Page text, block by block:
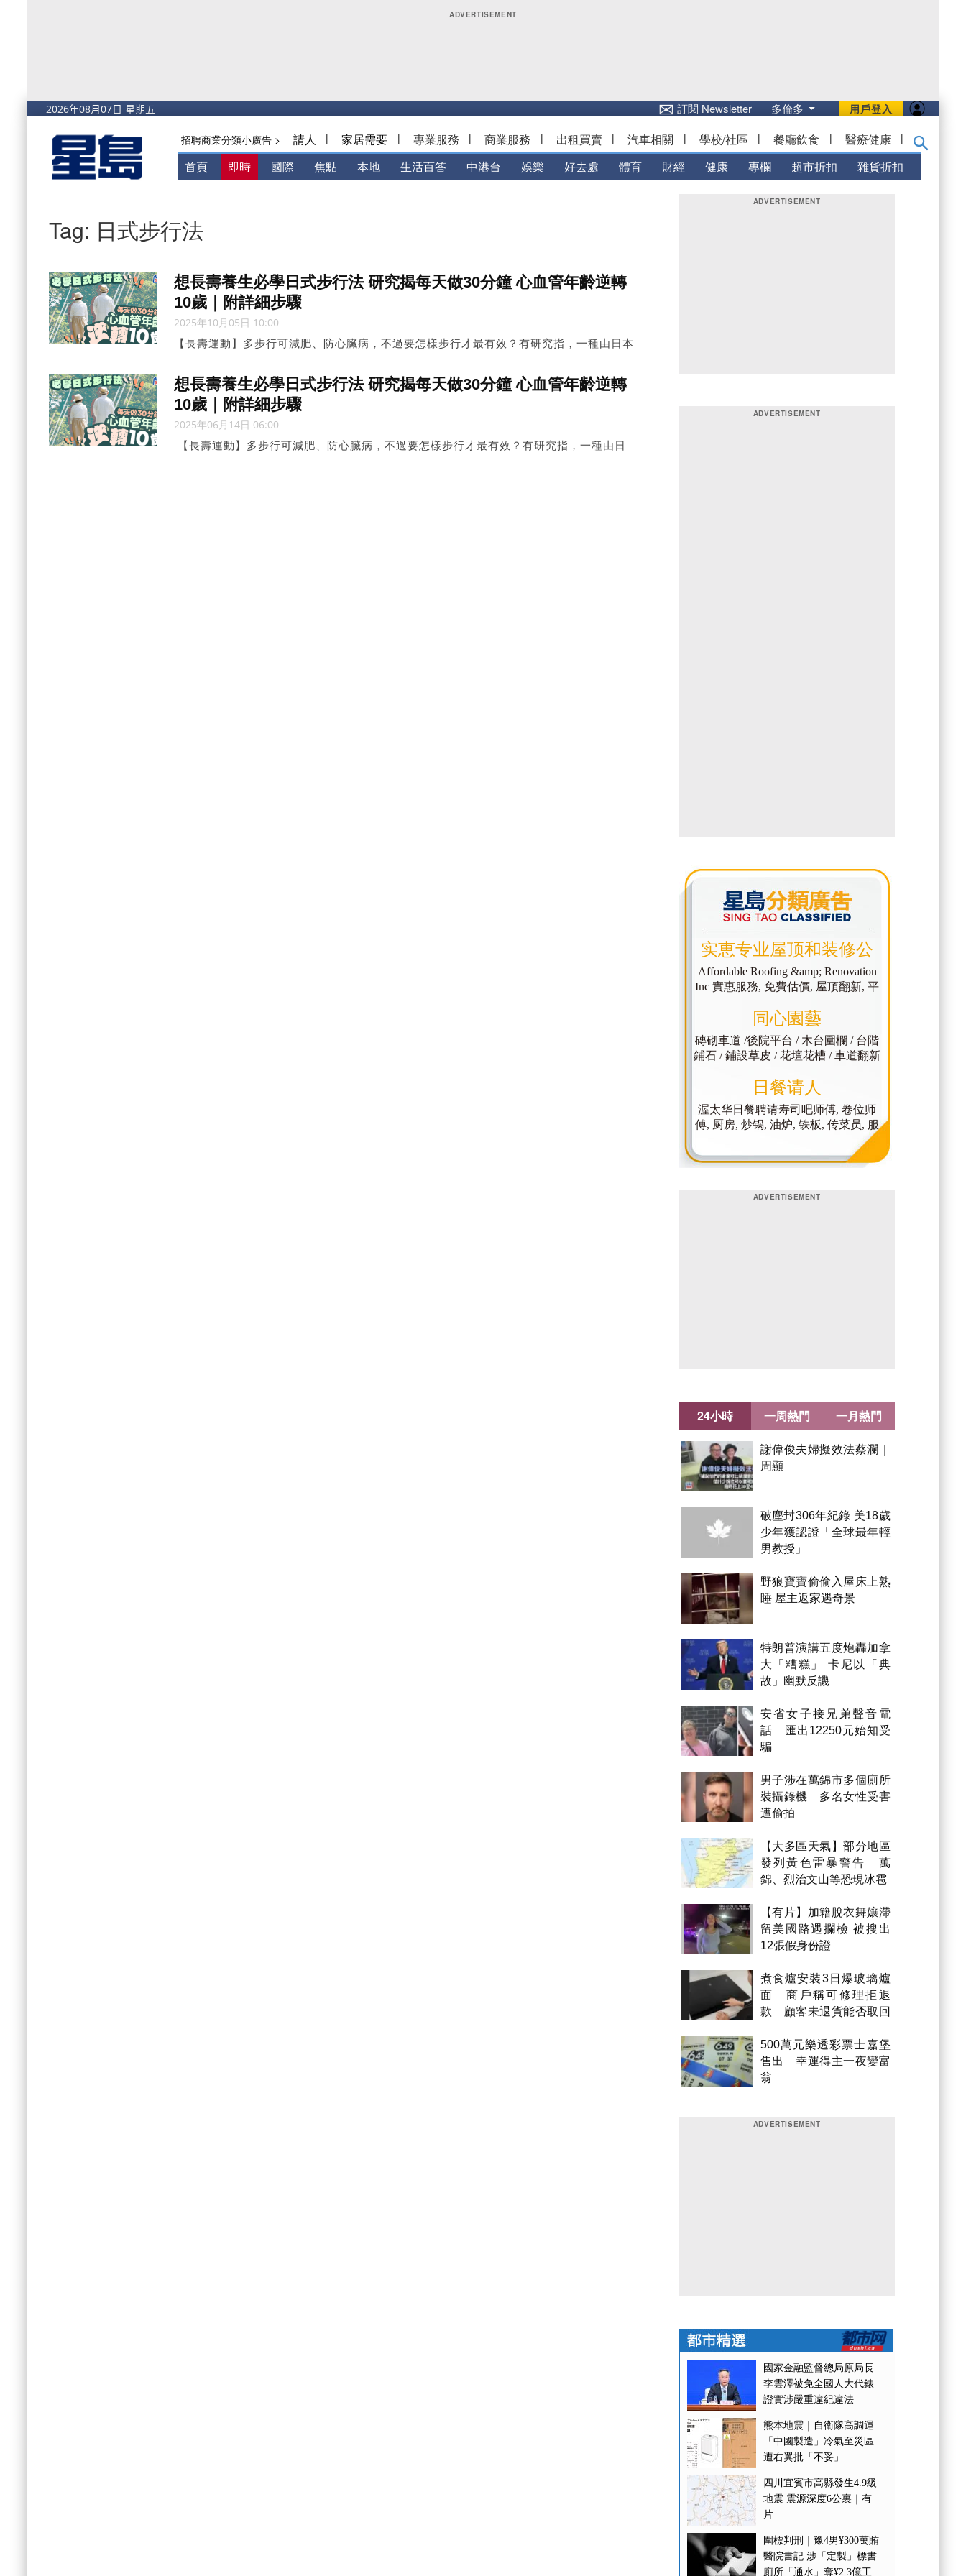
用戶登入
✉訂閱 Newsletter 多倫多
招聘商業分類小廣告 > 請人 | 家居需要 | 專業服務 | 商業服務 | 出租買賣 | 汽車相關 | 學校/社區 | 餐廳飲食 | 醫療健康 |
首頁 即時 國際 焦點 本地 生活百答 中港台 娛樂 好去處 體育 財經 健康 專欄 超市折扣 雜貨折扣
Tag: 日式步行法
想長壽養生必學日式步行法 研究揭每天做30分鐘 心血管年齡逆轉
10歲｜附詳細步驟
2025年10月05日 10:00
【長壽運動】多步行可減肥、防心臟病，不過要怎樣步行才最有效？有研究指，一種由日本
行「日式步行法」，心血管更相當於年輕10歲。
想長壽養生必學日式步行法 研究揭每天做30分鐘 心血管年齡逆轉
10歲｜附詳細步驟
2025年06月14日 06:00
【長壽運動】多步行可減肥、防心臟病，不過要怎樣步行才最有效？有研究指，一種由日
24小時
謝偉俊夫婦擬效法蔡瀾｜
周顯
破塵封306年紀錄 美18歲
少年獲認證「全球最年輕
男教授」
野狼寶寶偷偷入屋床上熟
睡 屋主返家遇奇景
特朗普演講五度炮轟加拿
大「糟糕」 卡尼以「典
故」幽默反譏
安省女子接兄弟聲音電
話 匯出12250元始知受
騙
男子涉在萬錦市多個廁所
裝攝錄機 多名女性受害
遭偷拍
【大多區天氣】部分地區
發列黃色雷暴警告 萬
錦、烈治文山等恐現冰雹
【有片】加籍脫衣舞孃滯
留美國路遇攔檢 被搜出
12張假身份證
煮食爐安裝3日爆玻璃爐
面 商戶稱可修理拒退
款 顧客未退貨能否取回
500萬元樂透彩票士嘉堡
售出 幸運得主一夜變富
翁
一周熱門 一月熱門